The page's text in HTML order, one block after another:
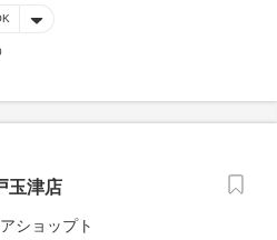
玉津店